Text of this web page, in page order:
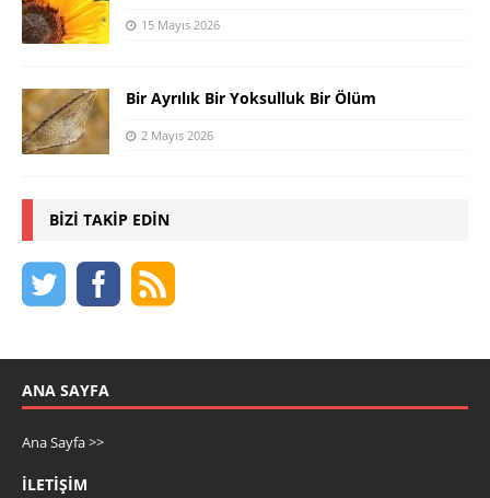
15 Mayıs 2026
Bir Ayrılık Bir Yoksulluk Bir Ölüm
2 Mayıs 2026
BIZI TAKIP EDIN
ANA SAYFA
Ana Sayfa >>
İLETIŞIM